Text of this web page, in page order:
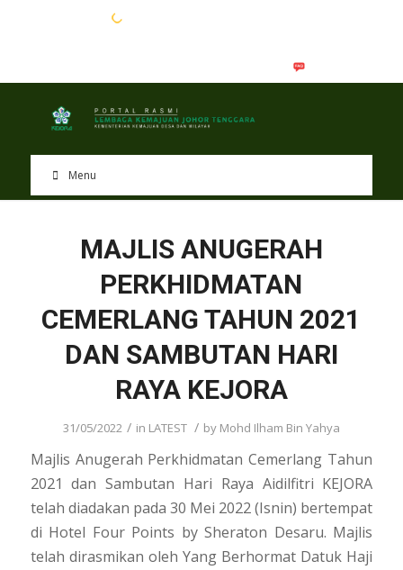
Menu
MAJLIS ANUGERAH
PERKHIDMATAN
CEMERLANG TAHUN 2021
DAN SAMBUTAN HARI
RAYA KEJORA
31/05/2022 / in LATEST / by Mohd Ilham Bin Yahya
Majlis Anugerah Perkhidmatan Cemerlang Tahun
2021 dan Sambutan Hari Raya Aidilfitri KEJORA
telah diadakan pada 30 Mei 2022 (Isnin) bertempat
di Hotel Four Points by Sheraton Desaru. Majlis
telah dirasmikan oleh Yang Berhormat Datuk Haji